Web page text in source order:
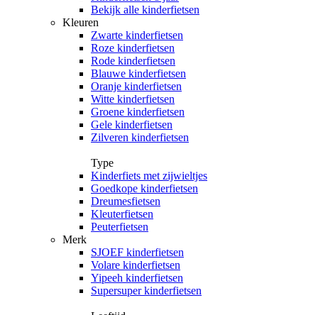
Bekijk alle kinderfietsen
Kleuren
Zwarte kinderfietsen
Roze kinderfietsen
Rode kinderfietsen
Blauwe kinderfietsen
Oranje kinderfietsen
Witte kinderfietsen
Groene kinderfietsen
Gele kinderfietsen
Zilveren kinderfietsen
Type
Kinderfiets met zijwieltjes
Goedkope kinderfietsen
Dreumesfietsen
Kleuterfietsen
Peuterfietsen
Merk
SJOEF kinderfietsen
Volare kinderfietsen
Yipeeh kinderfietsen
Supersuper kinderfietsen